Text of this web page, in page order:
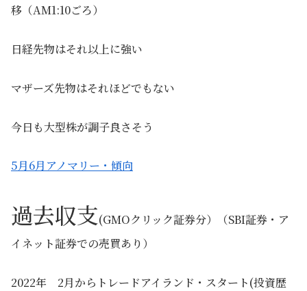
移（AM1:10ごろ）
日経先物はそれ以上に強い
マザーズ先物はそれほどでもない
今日も大型株が調子良さそう
5月6月アノマリー・傾向
過去収支(GMOクリック証券分）（SBI証券・ア
イネット証券での売買あり）
2022年 2月からトレードアイランド・スタート(投資歴